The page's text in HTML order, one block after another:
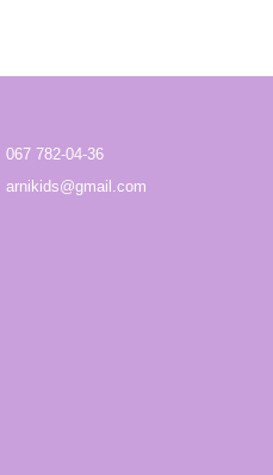
067 782-04-36
arnikids@gmail.com